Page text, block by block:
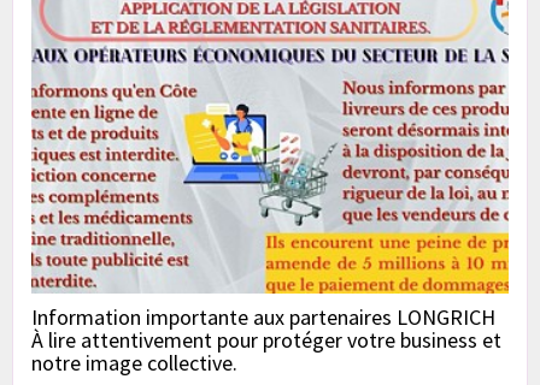
Information importante aux partenaires LONGRICH
À lire attentivement pour protéger votre business et
notre image collective.